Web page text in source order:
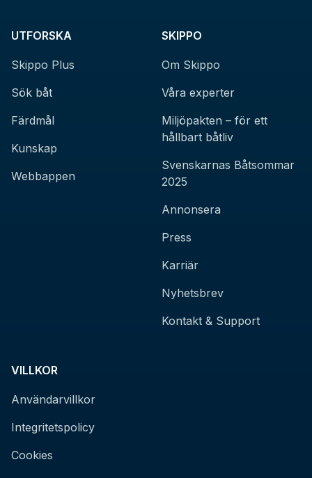
UTFORSKA
Skippo Plus
Sök båt
Färdmål
Kunskap
Webbappen
SKIPPO
Om Skippo
Våra experter
Miljöpakten – för ett
hållbart båtliv
Svenskarnas Båtsommar
2025
Annonsera
Press
Karriär
Nyhetsbrev
Kontakt & Support
VILLKOR
Användarvillkor
Integritetspolicy
Cookies